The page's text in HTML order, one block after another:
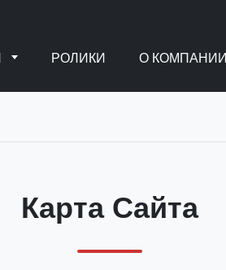
РОЛИКИ О КОМПАНИИ
Карта Сайта